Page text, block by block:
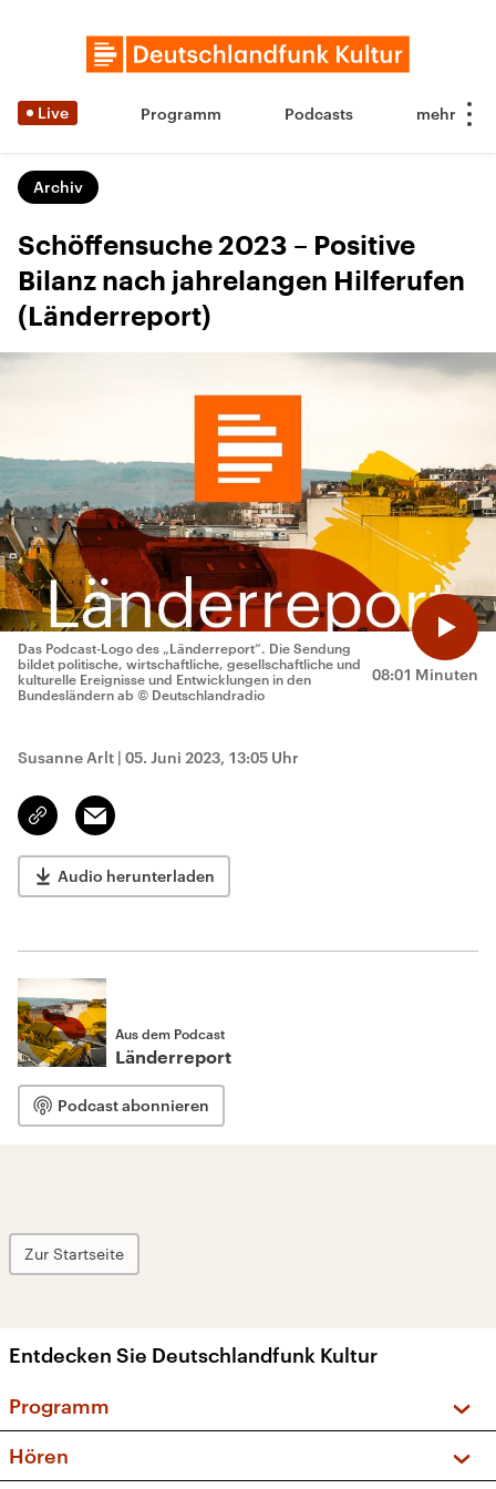
Live Programm Podcasts
Archiv
Schöffensuche 2023 – Positive
Bilanz nach jahrelangen Hilferufen
(Länderreport)
08:01 Minuten
Das Podcast-Logo des „Länderreport“. Die Sendung
bildet politische, wirtschaftliche, gesellschaftliche und
kulturelle Ereignisse und Entwicklungen in den
Bundesländern ab © Deutschlandradio
Susanne Arlt | 05. Juni 2023, 13:05 Uhr
Link
kopieren/teilen
Email
Audio herunterladen
Aus dem Podcast
Länderreport
Podcast abonnieren
Zur Startseite
Entdecken Sie Deutschlandfunk Kultur
Programm
Sendungen und Podcasts
Hören